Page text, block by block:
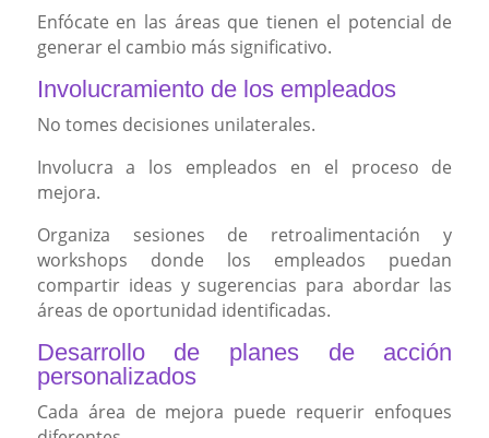
Enfócate en las áreas que tienen el potencial de
generar el cambio más significativo.
Involucramiento de los empleados
No tomes decisiones unilaterales.
Involucra a los empleados en el proceso de
mejora.
Organiza sesiones de retroalimentación y
workshops donde los empleados puedan
compartir ideas y sugerencias para abordar las
áreas de oportunidad identificadas.
Desarrollo de planes de acción
personalizados
Cada área de mejora puede requerir enfoques